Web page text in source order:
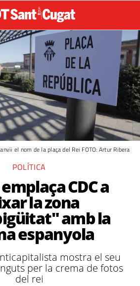
el nom de la plaça del Rei FOTO: Artur Ribera
POLÍTICA
emplaça CDC a
la zona
amb la
espanyola
mostra el seu
per la crema de fotos
del rei